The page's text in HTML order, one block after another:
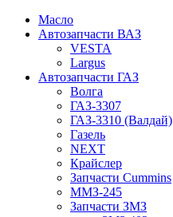
Масло
Автозапчасти ВАЗ
VESTA
Largus
Автозапчасти ГАЗ
Волга
ГАЗ-3307
ГАЗ-3310 (Валдай)
Газель
NEXT
Крайслер
Запчасти Cummins
ММЗ-245
Запчасти ЗМЗ